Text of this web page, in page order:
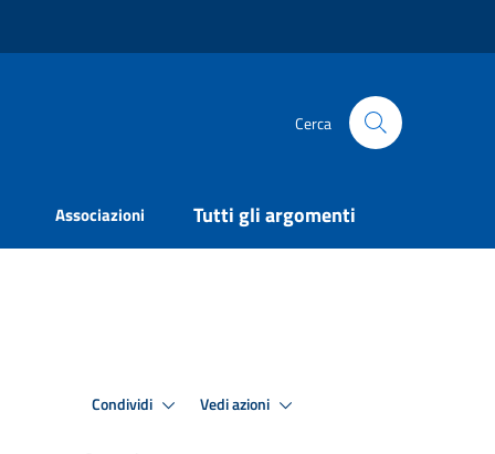
Cerca
Associazioni Tutti gli argomenti
Condividi Vedi azioni